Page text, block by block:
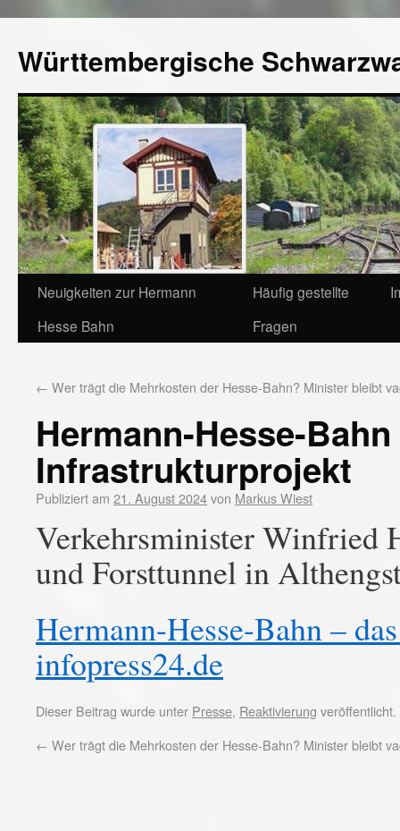
Württembergische
Neuigkeiten zur Hermann
Hesse Bahn
Häufig gestellte
Fragen
← Wer trägt die Mehrkosten der Hesse-Bahn? Minister bleibt
Hermann-Hesse-
Infrastrukturprojekt
Publiziert am 21. August 2024von Markus Wiest
Verkehrsminister Winfried
und Forsttunnel in
Hermann-Hesse-Bahn –
infopress24.de
Dieser Beitrag wurde unter Presse, Reaktivierung
← Wer trägt die Mehrkosten der Hesse-Bahn? Minister bleibt